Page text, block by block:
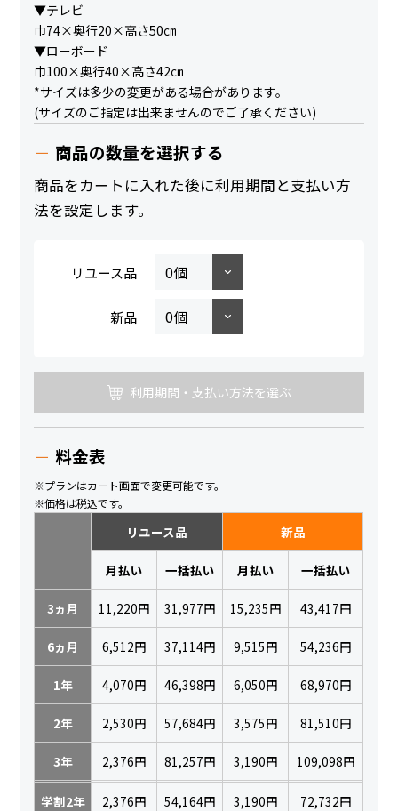
▼テレビ
巾74×奥行20×高さ50㎝
▼ローボード
巾100×奥行40×高さ42㎝
*サイズは多少の変更がある場合があります。
(サイズのご指定は出来ませんのでご了承ください)
商品の数量を選択する
商品をカートに入れた後に利用期間と支払い方
法を設定します。
リユース品
新品
利用期間・支払い方法を選ぶ
料金表
※プランはカート画面で変更可能です。
※価格は税込です。
リユース品 新品
月払い 一括払い 月払い 一括払い
3ヵ月 11,220円 31,977円 15,235円 43,417円
6ヵ月 6,512円 37,114円 9,515円 54,236円
1年 4,070円 46,398円 6,050円 68,970円
2年 2,530円 57,684円 3,575円 81,510円
3年 2,376円 81,257円 3,190円 109,098円
学割2年 2,376円 54,164円 3,190円 72,732円